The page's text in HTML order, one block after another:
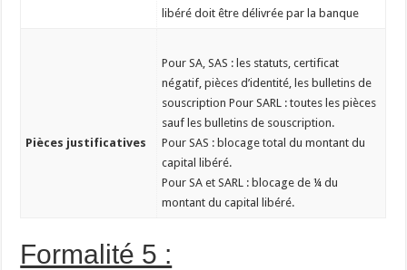
libéré doit être délivrée par la banque
Pièces justificatives
Pour SA, SAS : les statuts, certificat
négatif, pièces d’identité, les bulletins de
souscription Pour SARL : toutes les pièces
sauf les bulletins de souscription.
Pour SAS : blocage total du montant du
capital libéré.
Pour SA et SARL : blocage de ¼ du
montant du capital libéré.
Formalité 5 :